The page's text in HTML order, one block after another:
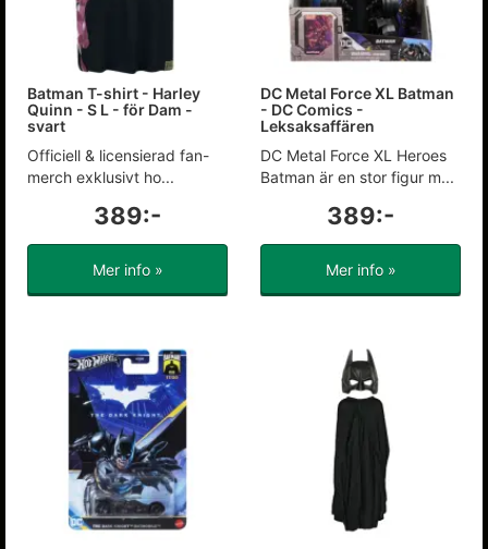
Batman T-shirt - Harley
Quinn - S L - för Dam -
svart
Officiell & licensierad fan-
merch exklusivt ho...
389:-
Mer info »
DC Metal Force XL Batman
- DC Comics -
Leksaksaffären
DC Metal Force XL Heroes
Batman är en stor figur m...
389:-
Mer info »